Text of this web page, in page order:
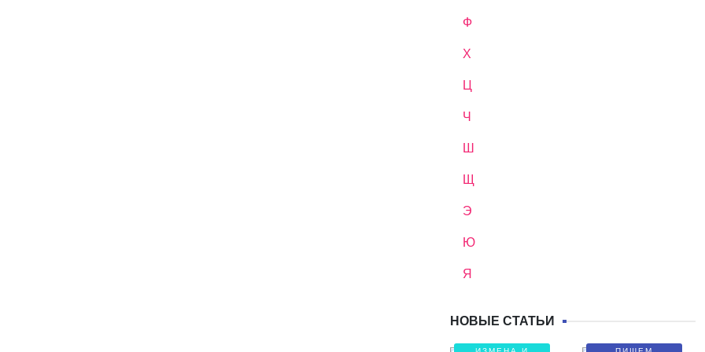
Ф
Х
Ц
Ч
Ш
Щ
Э
Ю
Я
НОВЫЕ СТАТЬИ